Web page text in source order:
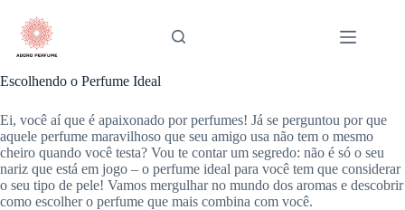
para
conteúdo
Escolhendo o Perfume Ideal
Ei, você aí que é apaixonado por perfumes! Já se perguntou por que
aquele perfume maravilhoso que seu amigo usa não tem o mesmo
cheiro quando você testa? Vou te contar um segredo: não é só o seu
nariz que está em jogo – o perfume ideal para você tem que considerar
o seu tipo de pele! Vamos mergulhar no mundo dos aromas e descobrir
como escolher o perfume que mais combina com você.